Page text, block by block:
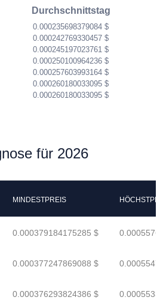
Durchschnittstag
0.000235698379084 $
0.000242769330457 $
0.000245197023761 $
0.000250100964236 $
0.000257603993164 $
0.000260180033095 $
0.000260180033095 $
für 2026
MINDESTPREIS
0.000379184175285 $
0.000377247869088 $
0.000376293824386 $